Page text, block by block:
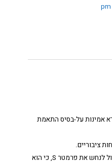
אמינות על-בסיס התאמת
ציבוריים.
האם יהיה נכון לומר שספאמר יכול לנחש את פרמטר S, כי הוא